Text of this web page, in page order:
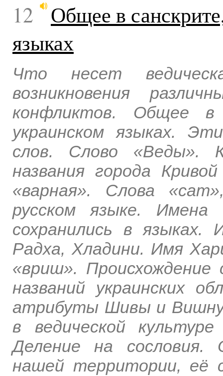
12
Общее в
языках
Что несет
возникновения
конфликтов. Общее
украинском языках.
слов. Слово «Веды».
названия города
«варная». Слова
русском языке. Имена
сохранились в
Радха, Хладини. Имя
«вриш». Происхождение
названий украинских
атрибуты Шивы и
в ведической
Деление на
нашей территории, её